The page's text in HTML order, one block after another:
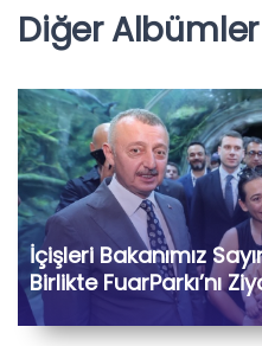
Diğer Albümler
İçişleri Bakanımız
Birlikte FuarParkı’nı